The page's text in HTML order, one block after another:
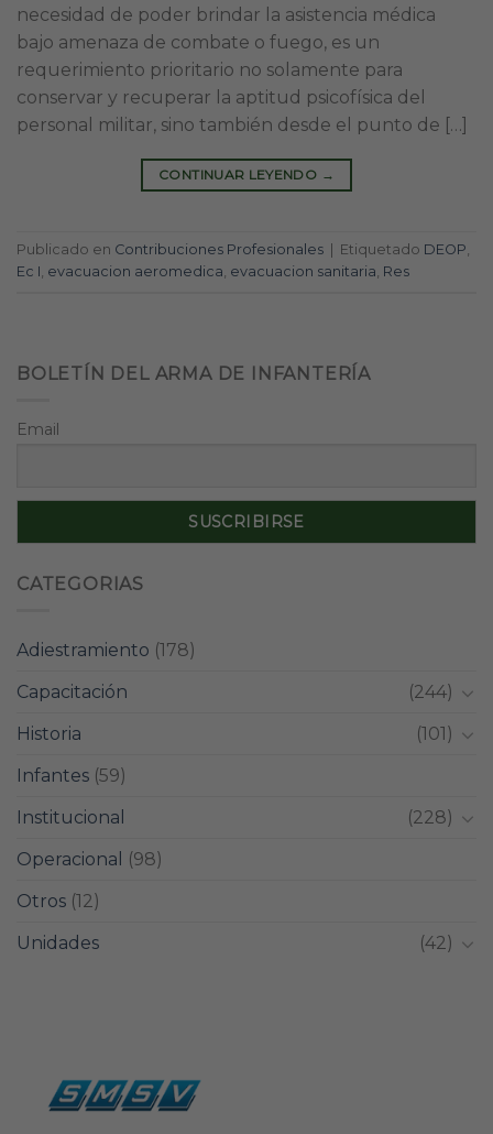
necesidad de poder brindar la asistencia médica
bajo amenaza de combate o fuego, es un
requerimiento prioritario no solamente para
conservar y recuperar la aptitud psicofísica del
personal militar, sino también desde el punto de […]
CONTINUAR LEYENDO →
Publicado en Contribuciones Profesionales Etiquetado DEOP
Ec I evacuacion aeromedica evacuacion sanitaria Res
BOLETÍN DEL ARMA DE INFANTERÍA
Email
CATEGORIAS
Adiestramiento (178)
Capacitación
(244)
Historia
(101)
Infantes (59)
Institucional
(228)
Operacional
(98)
Otros (12)
Unidades
(42)